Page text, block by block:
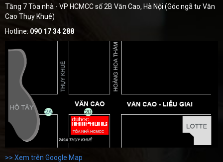
Tầng 7 Tòa nhà - VP HCMCC số 2B Văn Cao, Hà Nội (Góc ngã tư Văn
Cao Thụy Khuê)
Hotline: 090 17 34 288
>> Xem trên Google Map